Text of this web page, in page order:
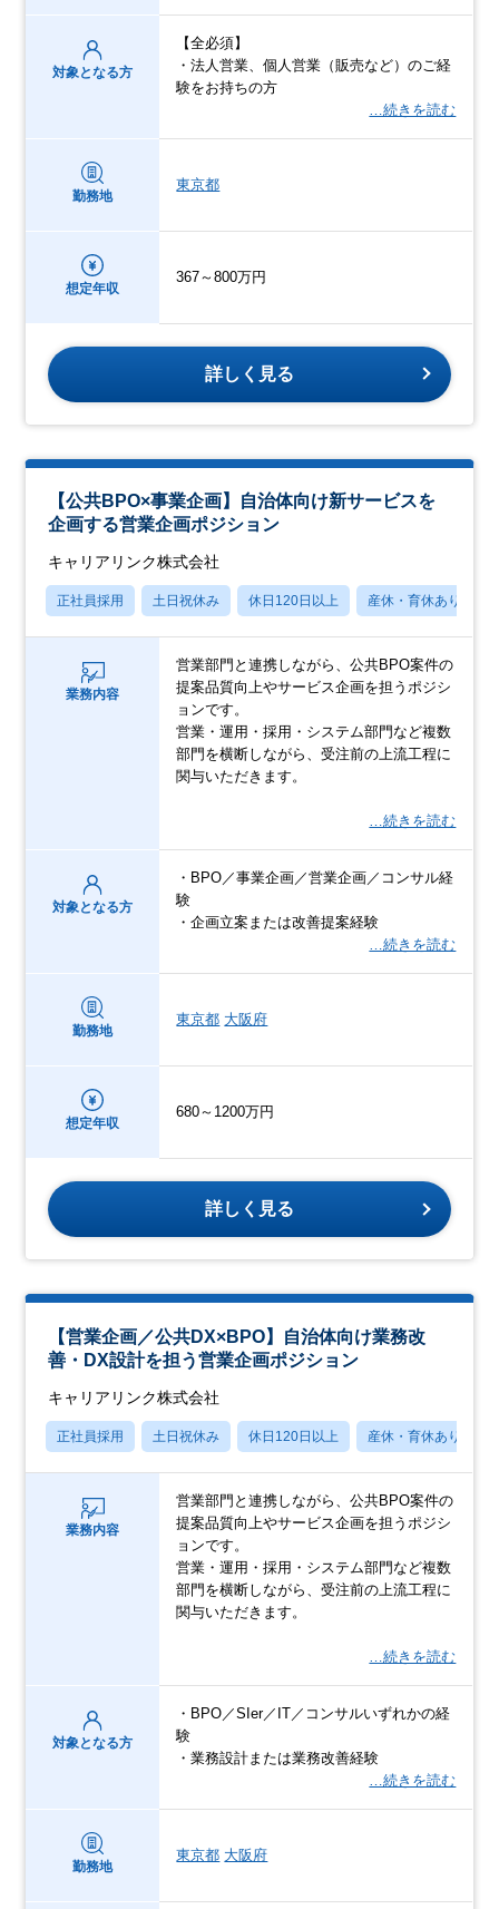
対象となる方
【全必須】
・法人営業、個人営業（販売など）のご経
験をお持ちの方
…続きを読む
勤務地
東京都
想定年収
367～800万円
詳しく見る
【公共BPO×事業企画】自治体向け新サービスを
企画する営業企画ポジション
キャリアリンク株式会社
正社員採用 土日祝休み 休日120日以上 産休・育休あり
業務内容
営業部門と連携しながら、公共BPO案件の
提案品質向上やサービス企画を担うポジシ
ョンです。
営業・運用・採用・システム部門など複数
部門を横断しながら、受注前の上流工程に
関与いただきます。
…続きを読む
対象となる方
・BPO／事業企画／営業企画／コンサル経
験
・企画立案または改善提案経験
…続きを読む
勤務地
東京都 大阪府
想定年収
680～1200万円
詳しく見る
【営業企画／公共DX×BPO】自治体向け業務改
善・DX設計を担う営業企画ポジション
キャリアリンク株式会社
正社員採用 土日祝休み 休日120日以上 産休・育休あり
業務内容
営業部門と連携しながら、公共BPO案件の
提案品質向上やサービス企画を担うポジシ
ョンです。
営業・運用・採用・システム部門など複数
部門を横断しながら、受注前の上流工程に
関与いただきます。
…続きを読む
対象となる方
・BPO／SIer／IT／コンサルいずれかの経
験
・業務設計または業務改善経験
…続きを読む
勤務地
東京都 大阪府